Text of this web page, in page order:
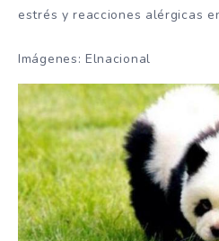
estrés y reacciones alérgicas
Imágenes: Elnacional